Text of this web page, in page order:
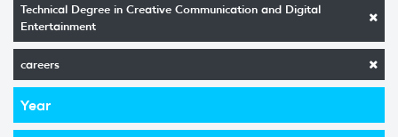
Technical Degree in Creative Communication and Digital
Entertainment
careers
Year